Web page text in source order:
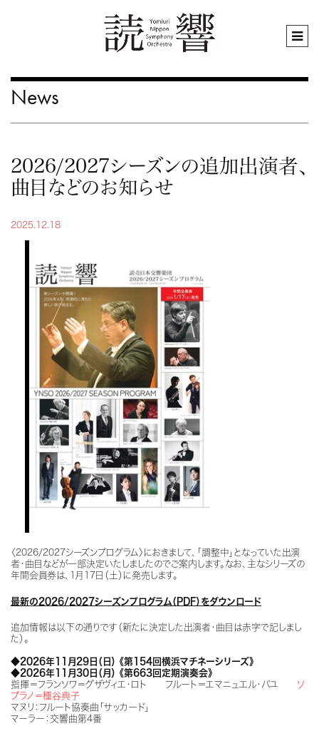
News
2026/2027シーズンの追加出演者、
曲目などのお知らせ
2025.12.18
〈2026/2027シーズンプログラム〉におきまして、「調整中」となっていた出演
者・曲目などが一部決定いたしましたのでご案内します。なお、主なシリーズの
年間会員券は、1月17日（土）に発売します。
最新の2026/2027シーズンプログラム（PDF）をダウンロード
追加情報は以下の通りです（新たに決定した出演者・曲目は赤字で記しまし
た）。
◆2026年11月29日（日） 《第154回横浜マチネーシリーズ》
◆2026年11月30日（月） 《第663回定期演奏会》
指揮＝フランソワ＝グザヴィエ・ロト フルート＝エマニュエル・パユ ソ
プラノ＝種谷典子
マヌリ：フルート協奏曲「サッカード」
マーラー：交響曲第4番